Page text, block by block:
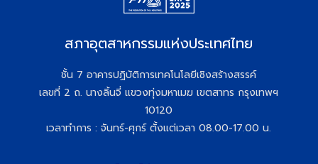
สภาอุตสาหกรรมแห่งประเทศไทย
ชั้น 7 อาคารปฏิบัติการเทคโนโลยีเชิงสร้างสรรค์
เลขที่ 2 ถ. นางลิ้นจี่ แขวงทุ่งมหาเมฆ เขตสาทร กรุงเทพฯ
10120
เวลาทำการ : จันทร์-ศุกร์ ตั้งแต่เวลา 08.00-17.00 น.